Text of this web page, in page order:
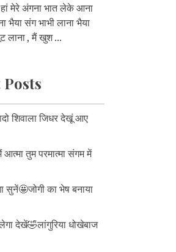
हां मेरे अंगना भात लेके आना
भैया संग भाभी लाना भैया
लाना , मैं खुश ...
Posts
शिवाला जिधर देखूं आए
तुम परमात्मा संगम में
सुनें🤩जोगी का भेष बनाया
देखें🤣लांगुरिया धोखेबाज